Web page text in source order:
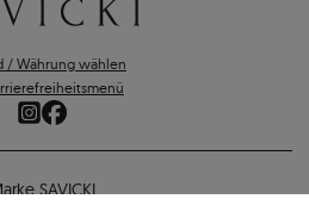
/ Währung wählen
SAVICKI